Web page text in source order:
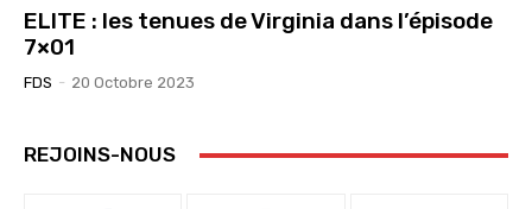
ELITE : les tenues de Virginia dans l’épisode
7×01
FDS - 20 Octobre 2023
REJOINS-NOUS